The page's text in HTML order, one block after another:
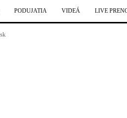
PODUJATIA VIDEÁ LIVE